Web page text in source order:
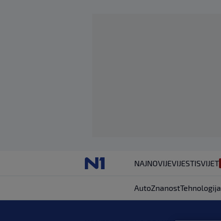
NAJNOVIJEVIJESTISVIJET
AutoZnanostTehnologija